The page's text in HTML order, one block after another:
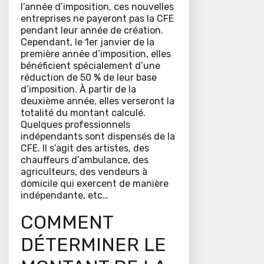
l’année d’imposition, ces nouvelles
entreprises ne payeront pas la CFE
pendant leur année de création.
Cependant, le 1er janvier de la
première année d’imposition, elles
bénéficient spécialement d’une
réduction de 50 % de leur base
d’imposition. À partir de la
deuxième année, elles verseront la
totalité du montant calculé.
Quelques professionnels
indépendants sont dispensés de la
CFE. Il s’agit des artistes, des
chauffeurs d’ambulance, des
agriculteurs, des vendeurs à
domicile qui exercent de manière
indépendante, etc…
COMMENT
DÉTERMINER LE